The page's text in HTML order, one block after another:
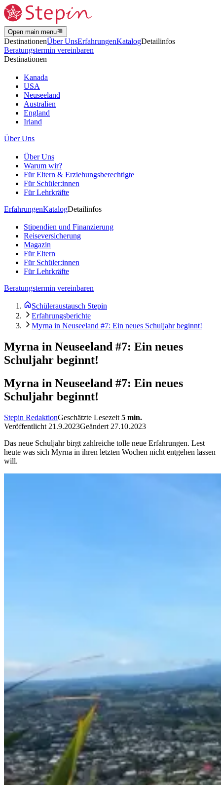
Open main menu
DestinationenÜber UnsErfahrungenKatalogDetailinfos
Beratungstermin vereinbaren
Destinationen
Kanada
USA
Neuseeland
Australien
England
Irland
Über Uns
Über Uns
Warum wir?
Für Eltern & Erziehungsberechtigte
Für Schüler:innen
Für Lehrkräfte
ErfahrungenKatalogDetailinfos
Stipendien und Finanzierung
Reiseversicherung
Magazin
Für Eltern
Für Schüler:innen
Für Lehrkräfte
Beratungstermin vereinbaren
Schüleraustausch Stepin
Erfahrungsberichte
Myrna in Neuseeland #7: Ein neues Schuljahr beginnt!
Myrna in Neuseeland #7: Ein neues
Schuljahr beginnt!
Myrna in Neuseeland #7: Ein neues
Schuljahr beginnt!
Stepin RedaktionGeschätzte Lesezeit 5 min.
Veröffentlicht 21.9.2023Geändert 27.10.2023
Das neue Schuljahr birgt zahlreiche tolle neue Erfahrungen. Lest
heute was sich Myrna in ihren letzten Wochen nicht entgehen lassen
will.